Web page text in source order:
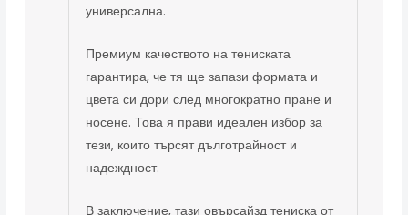
универсална.
Премиум качеството на тениската
гарантира, че тя ще запази формата и
цвета си дори след многократно пране и
носене. Това я прави идеален избор за
тези, които търсят дълготрайност и
надеждност.
В заключение, тази овърсайзд тениска от